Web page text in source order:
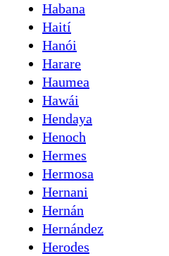
Habana
Haití
Hanói
Harare
Haumea
Hawái
Hendaya
Henoch
Hermes
Hermosa
Hernani
Hernán
Hernández
Herodes